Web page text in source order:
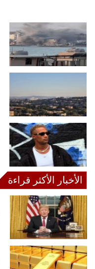
الأخبار الأكثر قراءة